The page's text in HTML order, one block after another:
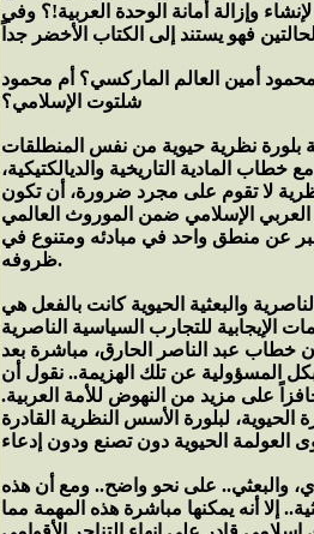
وإزالة أمانة الوحدة العربية!؟ وفي
أمين العالم الماركسي؟ أم محمود
شلتوت الإسلامي؟
نظرية حيوية من نفس المنطلقات
المادية التاريخية والديالكتيكية،
لا تقوم على مجرد ضرورة، أن تكون
العربي الإسلامي ضمن الموروث العالمي
عن منطق واحد في مبادئه ومتنوع في
ظروفه.
والبعثية الحيوية كانت بالفعل هي
الإيجابية للتجارب السياسية الناصرية
خطاب عبد الناصر الحارق، مباشرة بعد
بكل المسؤولية عن تلك الهزيمة.. نقول أن
جاء فيه من أن التاريخ سيثبت أن نكسة 1967 ستكون حافزاً على مزيد من النهوض للأمة العربية.
لبلورة الأسس النظرية القادرة
والبعثي.. على نحو واضح.. ومع أن هذه
إلا أنه يمكنها مباشرة هذه المهمة مما